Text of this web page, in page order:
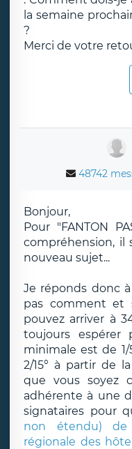
la semaine
?
Merci de votre
48742
Bonjour,
Pour "FANTON
compréhension, il
nouveau sujet...
Je réponds donc
pas comment et
pouvez arriver à
toujours espérer
minimale est de
2/15° à partir de
que vous soyez
adhérente à une
signataires pour
non étendu) de
régionale des